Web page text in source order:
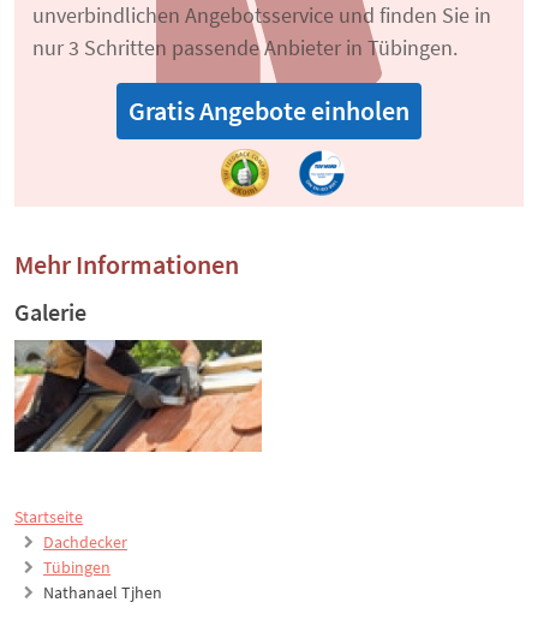
Startseite
Dachdecker
Tübingen
Nathanael Tjhen
unverbindlichen Angebotsservice und finden Sie in
nur 3 Schritten passende Anbieter in Tübingen.
Gratis Angebote einholen
Mehr Informationen
Galerie